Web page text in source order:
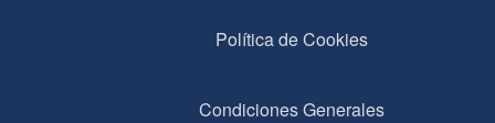
Política de Cookies
Condiciones Generales